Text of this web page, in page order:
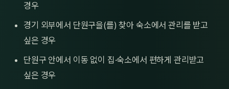
경우
경기 외부에서 단원구을(를) 찾아 숙소에서 관리를 받고
싶은 경우
단원구 안에서 이동 없이 집·숙소에서 편하게 관리받고
싶은 경우